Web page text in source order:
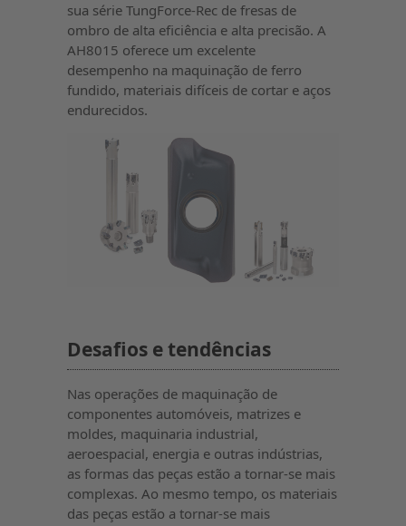
sua série TungForce-Rec de fresas de
ombro de alta eficiência e alta precisão. A
AH8015 oferece um excelente
desempenho na maquinação de ferro
fundido, materiais difíceis de cortar e aços
endurecidos.
Desafios e tendências
Nas operações de maquinação de
componentes automóveis, matrizes e
moldes, maquinaria industrial,
aeroespacial, energia e outras indústrias,
as formas das peças estão a tornar-se mais
complexas. Ao mesmo tempo, os materiais
das peças estão a tornar-se mais